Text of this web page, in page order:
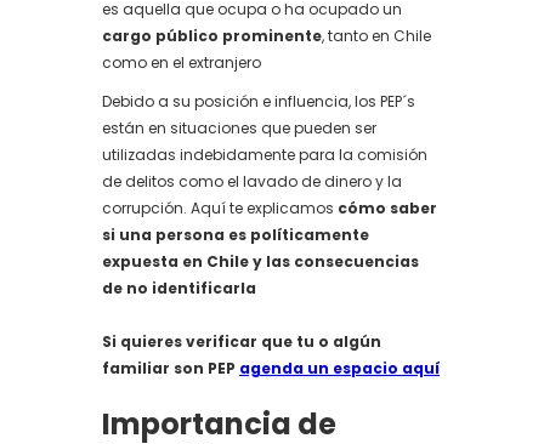
es aquella que ocupa o ha ocupado un
cargo público prominente, tanto en Chile
como en el extranjero
Debido a su posición e influencia, los PEP´s
están en situaciones que pueden ser
utilizadas indebidamente para la comisión
de delitos como el lavado de dinero y la
corrupción. Aquí te explicamos cómo saber
si una persona es políticamente
expuesta en Chile y las consecuencias
de no identificarla
Si quieres verificar que tu o algún
familiar son PEP agenda un espacio aquí
Importancia de